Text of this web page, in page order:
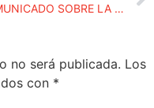
COMUNICADO SOBRE LA NO RENOVACIÓN DEL CGPJ
no será publicada. Los
con *